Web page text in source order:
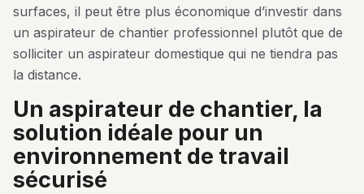
surfaces, il peut être plus économique d’investir dans
un aspirateur de chantier professionnel plutôt que de
solliciter un aspirateur domestique qui ne tiendra pas
la distance.
un aspirateur de chantier, la
solution idéale pour un
environnement de travail
sécurisé